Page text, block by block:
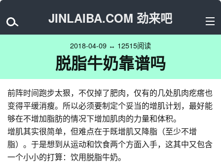
JINLAIBA.COM 劲来吧
2018-04-09 ↔ 12515阅读
脱脂牛奶靠谱吗
前阵时间跑步太狠，不仅掉了肥肉，仅有的几处肌肉疙瘩也
变得平缓消瘦。所以必须要制定个妥当的增肌计划，最好能
够在不增加脂肪的情况下增加肌肉的力量和体积。
增肌其实很简单，但难点在于既增肌又降脂（至少不增
脂）。于是想到从运动和饮食两个方面入手，这其中又包含
一个小小的打算：饮用脱脂牛奶。